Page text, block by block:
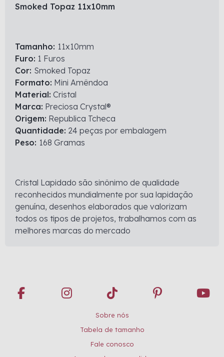
Smoked Topaz 11x10mm
Tamanho: 11x10mm
Furo: 1 Furos
Cor: Smoked Topaz
Formato: Mini Amêndoa
Material: Cristal
Marca: Preciosa Crystal®
Origem: Republica Tcheca
Quantidade: 24 peças por embalagem
Peso: 168 Gramas
Cristal Lapidado são sinônimo de qualidade
reconhecidos mundialmente por sua lapidação
genuína, desenhos elaborados que valorizam
todos os tipos de projetos, trabalhamos com as
melhores marcas do mercado
Sobre nós
Tabela de tamanho
Fale conosco